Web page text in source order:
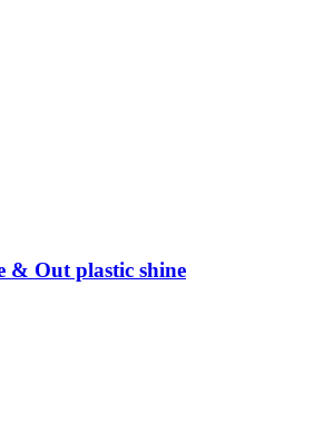
& Out plastic shine